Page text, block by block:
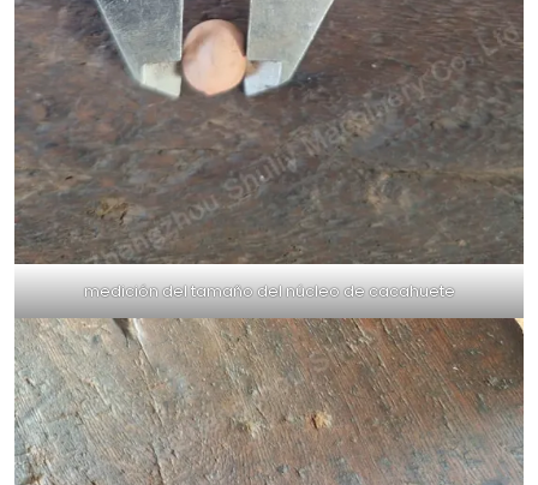
medición del tamaño del núcleo de cacahuete